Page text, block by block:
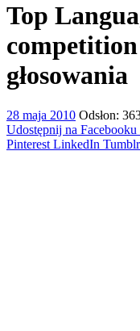
Top
głosowania
28 maja 2010 Odsłon:
Udostępnij na Facebooku
Pinterest LinkedIn Tumblr